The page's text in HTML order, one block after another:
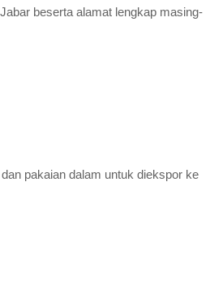
Jabar beserta alamat lengkap masing-
pakaian dalam untuk diekspor ke